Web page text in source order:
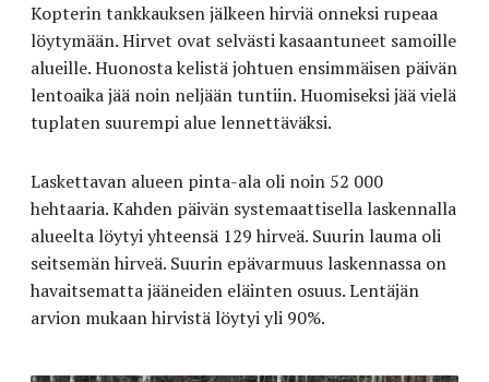
Kopterin tankkauksen jälkeen hirviä onneksi rupeaa
löytymään. Hirvet ovat selvästi kasaantuneet samoille
alueille. Huonosta kelistä johtuen ensimmäisen päivän
lentoaika jää noin neljään tuntiin. Huomiseksi jää vielä
tuplaten suurempi alue lennettäväksi.
Laskettavan alueen pinta-ala oli noin 52 000
hehtaaria. Kahden päivän systemaattisella laskennalla
alueelta löytyi yhteensä 129 hirveä. Suurin lauma oli
seitsemän hirveä. Suurin epävarmuus laskennassa on
havaitsematta jääneiden eläinten osuus. Lentäjän
arvion mukaan hirvistä löytyi yli 90%.